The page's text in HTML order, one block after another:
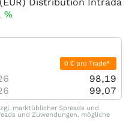
%
0 € pro Trade*
98,19
99,07
marktüblicher Spreads und
und Zuwendungen, mögliche